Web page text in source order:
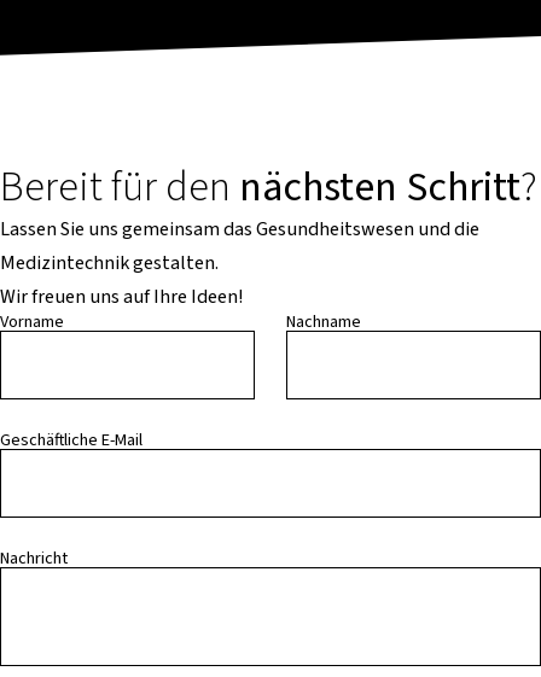
Bereit für den nächsten Schritt?
Lassen Sie uns gemeinsam das Gesundheitswesen und die
Medizintechnik gestalten.
Wir freuen uns auf Ihre Ideen!
Vorname Nachname
Geschäftliche E-Mail
Nachricht